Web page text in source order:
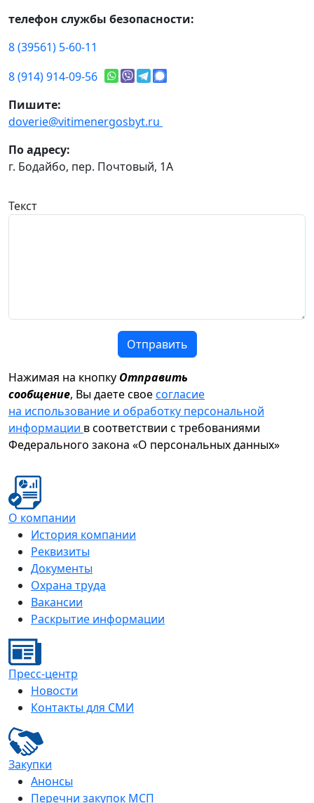
телефон службы безопасности:
8 (39561) 5-60-11
8 (914) 914-09-56
Пишите:
doverie@vitimenergosbyt.ru
По адресу:
г. Бодайбо, пер. Почтовый, 1А
Текст
Отправить
Нажимая на кнопку Отправить
сообщение, Вы даете своесогласие
на использование и обработку персональной
информации в соответствии с требованиями
Федерального закона «О персональных данных»
О компании
История компании
Реквизиты
Документы
Охрана труда
Вакансии
Раскрытие информации
Пресс-центр
Новости
Контакты для СМИ
Закупки
Анонсы
Перечни закупок МСП